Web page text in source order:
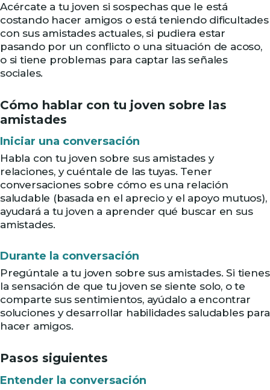
Acércate a tu joven si sospechas que le está
costando hacer amigos o está teniendo dificultades
con sus amistades actuales, si pudiera estar
pasando por un conflicto o una situación de acoso,
o si tiene problemas para captar las señales
sociales.
Cómo hablar con tu joven sobre las
amistades
Iniciar una conversación
Habla con tu joven sobre sus amistades y
relaciones, y cuéntale de las tuyas. Tener
conversaciones sobre cómo es una relación
saludable (basada en el aprecio y el apoyo mutuos),
ayudará a tu joven a aprender qué buscar en sus
amistades.
Durante la conversación
Pregúntale a tu joven sobre sus amistades. Si tienes
la sensación de que tu joven se siente solo, o te
comparte sus sentimientos, ayúdalo a encontrar
soluciones y desarrollar habilidades saludables para
hacer amigos.
Pasos siguientes
Entender la conversación